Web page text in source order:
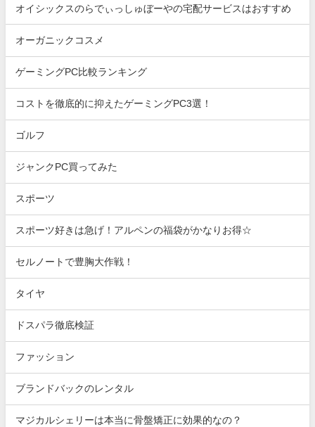
オイシックスのらでぃっしゅぼーやの宅配サービスはおすすめ
オーガニックコスメ
ゲーミングPC比較ランキング
コストを徹底的に抑えたゲーミングPC3選！
ゴルフ
ジャンクPC買ってみた
スポーツ
スポーツ好きは急げ！アルペンの福袋がかなりお得☆
セルノートで豊胸大作戦！
タイヤ
ドスパラ徹底検証
ファッション
ブランドバックのレンタル
マジカルシェリーは本当に骨盤矯正に効果的なの？